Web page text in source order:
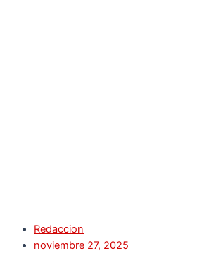
Redaccion
noviembre 27, 2025